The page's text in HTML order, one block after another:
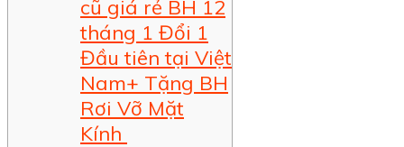
cũ giá rẻ BH 12
tháng 1 Đổi 1
Đầu tiên tại Việt
Nam+ Tặng BH
Rơi Vỡ Mặt
Kính